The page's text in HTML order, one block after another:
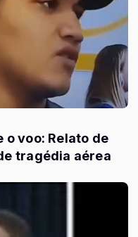
o voo: Relato de
tragédia aérea